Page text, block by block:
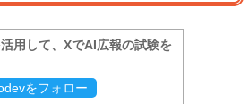
用して、XでAI広報の試験を
をフォロー